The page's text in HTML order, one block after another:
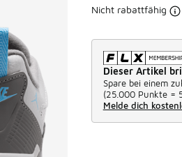
Nicht rabattfähig
Dieser Artikel
Spare bei einem
(25.000 Punkte =
Melde dich